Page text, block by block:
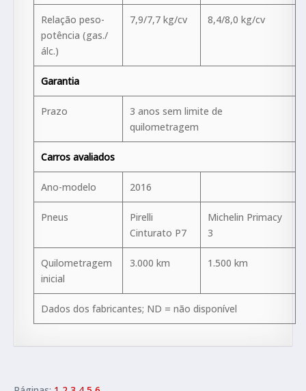
Relação peso-
potência (gas./
álc.)
7,9/7,7 kg/cv 8,4/8,0 kg/cv
Garantia
Prazo
3 anos sem limite de
quilometragem
Carros avaliados
Ano-modelo 2016
Pneus
Pirelli
Cinturato P7
Michelin Primacy
3
Quilometragem
inicial
3.000 km 1.500 km
Dados dos fabricantes; ND = não disponível